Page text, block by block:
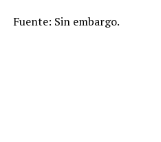
Fuente: Sin embargo.